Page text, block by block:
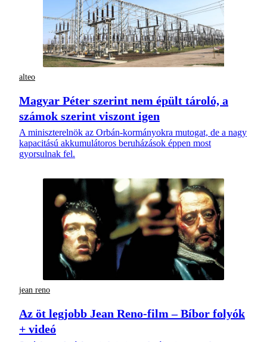
alteo
Magyar Péter szerint nem épült tároló, a
számok szerint viszont igen
A miniszterelnök az Orbán-kormányokra mutogat, de a nagy
kapacitású akkumulátoros beruházások éppen most
gyorsulnak fel.
jean reno
Az öt legjobb Jean Reno-film – Bíbor folyók
+ videó